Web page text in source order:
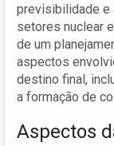
previsibilidade e
setores nuclear
de um
aspectos
destino final,
a formação de
Aspectos